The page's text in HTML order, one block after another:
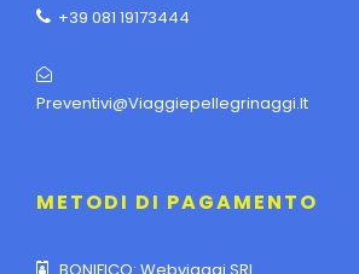
+39 081 19173444
Preventivi@viaggiepellegrinaggi.it
METODI DI PAGAMENTO